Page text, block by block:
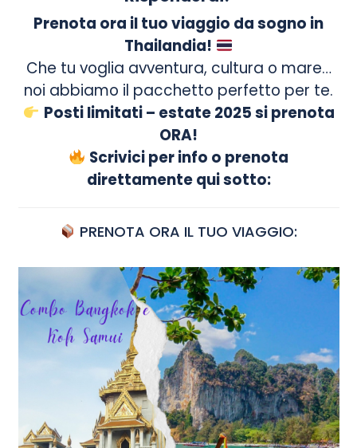
Prenota ora il tuo viaggio da sogno in
Thailandia!
Che tu voglia avventura, cultura o mare…
noi abbiamo il pacchetto perfetto per te.
Posti limitati – estate 2025 si prenota
ORA!
Scrivici per info o prenota
direttamente qui sotto:
PRENOTA ORA IL TUO VIAGGIO: